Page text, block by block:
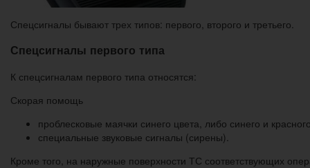
Спецсигналы бывают трех типов: первого, второго и третьего.
Спецсигналы первого типа
К спецсигналам первого типа относятся:
Скорая помощь
проблесковые маячки синего цвета, либо синего и
специальные звуковые сигналы (сирены).
Кроме того, на наружные поверхности ТС соответствующих